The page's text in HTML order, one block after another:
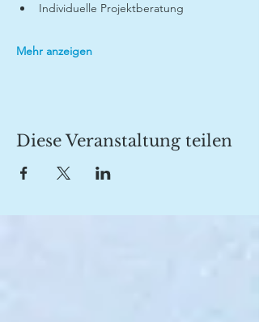
Individuelle Projektberatung
Mehr anzeigen
Diese Veranstaltung teilen